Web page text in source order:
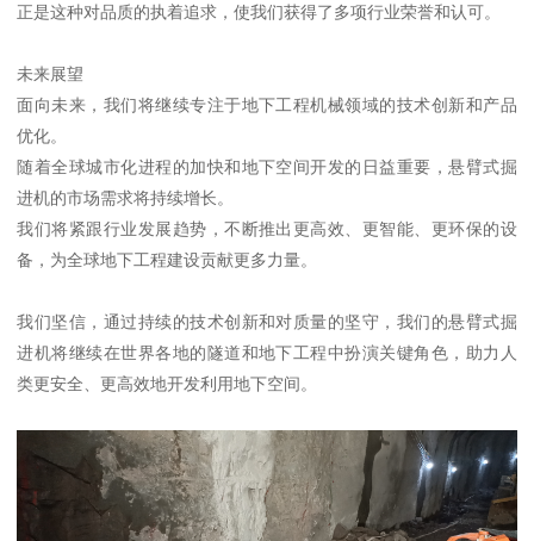
正是这种对品质的执着追求，使我们获得了多项行业荣誉和认可。
未来展望
面向未来，我们将继续专注于地下工程机械领域的技术创新和产品
优化。
随着全球城市化进程的加快和地下空间开发的日益重要，悬臂式掘
进机的市场需求将持续增长。
我们将紧跟行业发展趋势，不断推出更高效、更智能、更环保的设
备，为全球地下工程建设贡献更多力量。
我们坚信，通过持续的技术创新和对质量的坚守，我们的悬臂式掘
进机将继续在世界各地的隧道和地下工程中扮演关键角色，助力人
类更安全、更高效地开发利用地下空间。